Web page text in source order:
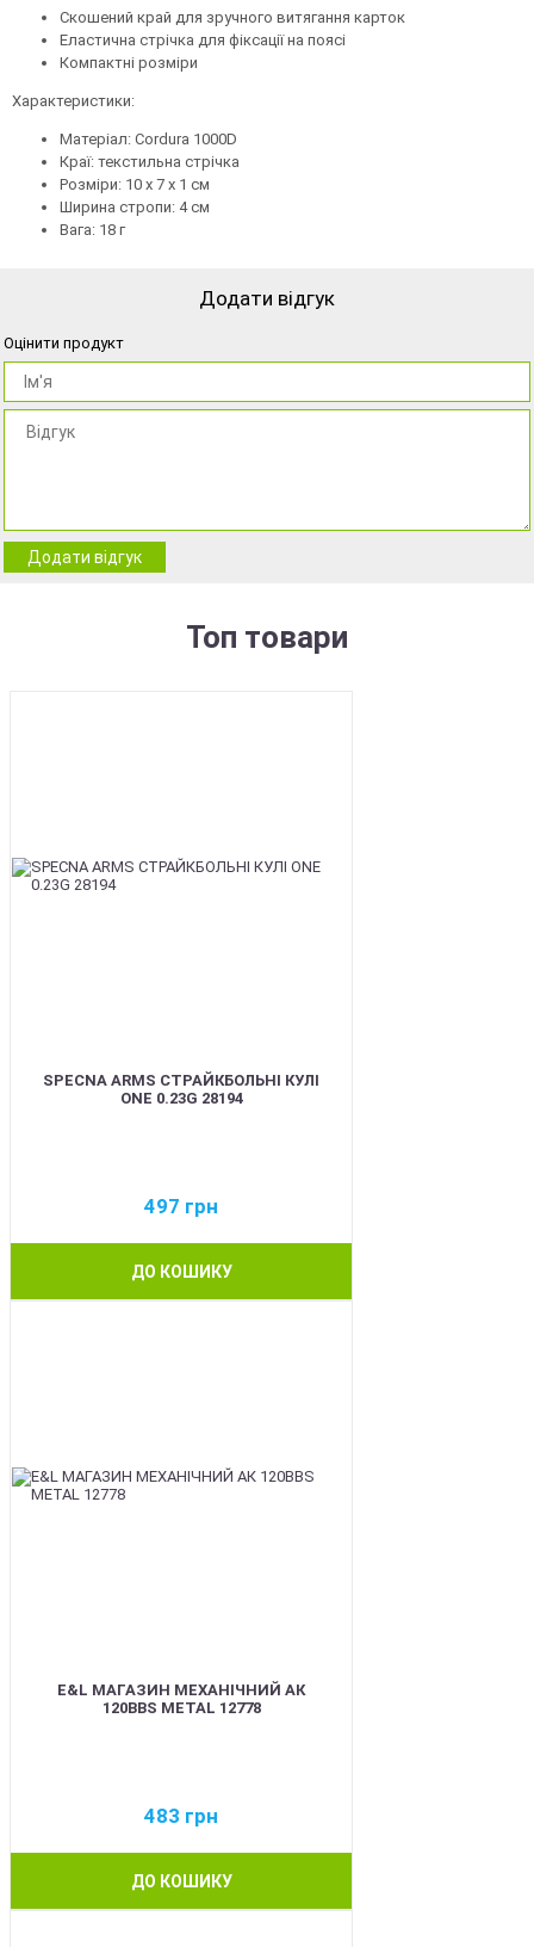
Скошений край для зручного витягання карток
Еластична стрічка для фіксації на поясі
Компактні розміри
Характеристики:
Матеріал: Cordura 1000D
Краї: текстильна стрічка
Розміри: 10 х 7 х 1 см
Ширина стропи: 4 см
Вага: 18 г
Додати відгук
Оцінити продукт
Додати відгук
Топ товари
SPECNA ARMS СТРАЙКБОЛЬНІ КУЛІ
ONE 0.23G 28194
497 грн
ДО КОШИКУ
E&L МАГАЗИН МЕХАНІЧНИЙ АК
120BBS METAL 12778
483 грн
ДО КОШИКУ